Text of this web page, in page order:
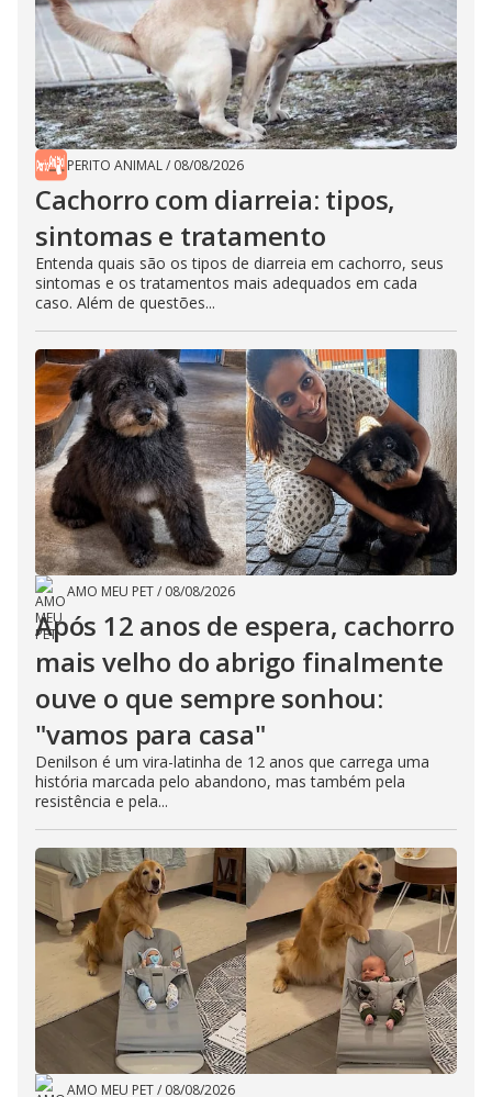
PERITO ANIMAL/ 08/08/2026
Cachorro com diarreia: tipos,
sintomas e tratamento
Entenda quais são os tipos de diarreia em cachorro, seus
sintomas e os tratamentos mais adequados em cada
caso. Além de questões...
AMO MEU PET/ 08/08/2026
Após 12 anos de espera, cachorro
mais velho do abrigo finalmente
ouve o que sempre sonhou:
"vamos para casa"
Denilson é um vira-latinha de 12 anos que carrega uma
história marcada pelo abandono, mas também pela
resistência e pela...
AMO MEU PET/ 08/08/2026